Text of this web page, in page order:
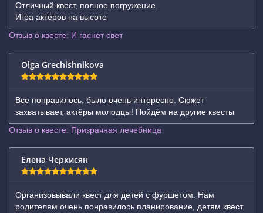
Отличный квест, полное погружение.
Игра актёров на высоте
Отзыв о квесте: И гаснет свет
Olga Grechishnikova
Все понравилось, было очень интересно. Сюжет
захватывает, актёры молодцы! Пойдём на другие квесты
Отзыв о квесте: Призрачная лечебница
Елена Черкисян
Организовывали квест для детей с фуршетом. Нам
родителям очень понравилось планирование, детям квест